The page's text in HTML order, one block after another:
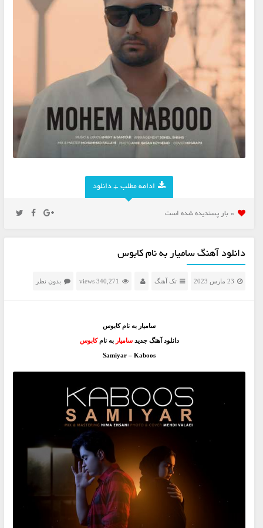
ادامه مطلب + دانلود
0 بار پسنديده شده است
دانلود آهنگ سامیار به نام کابوس
23 مارس 2023 تک آهنگ 340,271 views بدون نظر
سامیار به نام کابوس
دانلود آهنگ جدید سامیار به نامکابوس
Samiyar – Kaboos